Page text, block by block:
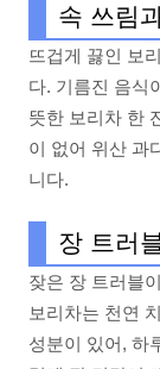
속 쓰림
뜨겁게 끓인 보
다. 기름진 음식
뜻한 보리차 한
이 없어 위산 과
니다.
장 트러
잦은 장 트러블
보리차는 천연
성분이 있어, 하